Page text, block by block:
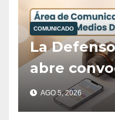
COMUNICADO
La
abre
cubrir el
AGO 5, 2026